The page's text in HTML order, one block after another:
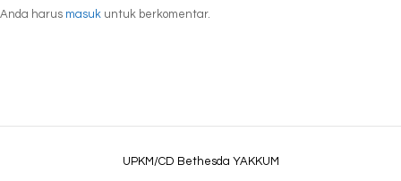
Anda harus masuk untuk berkomentar.
UPKM/CD Bethesda YAKKUM